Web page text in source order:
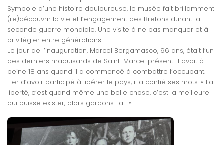
Symbole d’une histoire douloureuse, le musée fait brillamment
(re)découvrir la vie et l’engagement des Bretons durant la
seconde guerre mondiale. Une visite à ne pas manquer et à
privilégier entre générations.
Le jour de l’inauguration, Marcel Bergamasco, 96 ans, était l’un
des derniers maquisards de Saint-Marcel présent. Il avait à
peine 18 ans quand il a commencé à combattre l’occupant.
Fier d’avoir participé à libérer le pays, il a confié ses mots. « La
liberté, c’est quand même une belle chose, c’est la meilleure
qui puisse exister, alors gardons-la ! »